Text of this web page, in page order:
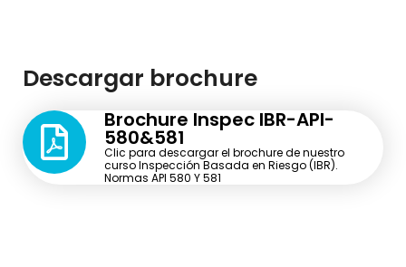
Descargar brochure
Brochure Inspec IBR-API-
580&581
Clic para descargar el brochure de nuestro
curso Inspección Basada en Riesgo (IBR).
Normas API 580 Y 581